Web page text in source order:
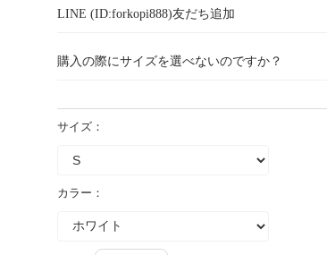
LINE (ID:forkopi888)友だち追加
購入の際にサイズを選べないのですか？
サイズ：
カラー：